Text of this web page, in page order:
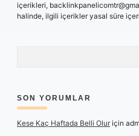
içerikleri,
halinde, ilgili içerikler yasal süre
SON YORUMLAR
Kese Kaç Haftada Belli Oluriçin